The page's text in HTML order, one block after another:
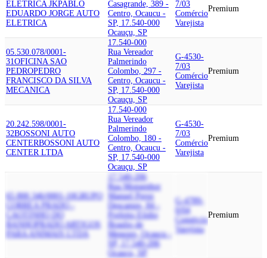
ELETRICA JKPABLO
EDUARDO JORGE AUTO
ELETRICA
Casagrande, 389 -
Centro, Ocaucu -
SP, 17.540-000
Ocauçu, SP
7/03
Comércio
Varejista
Premium
05.530.078/0001-
31 OFICINA SAO
PEDROPEDRO
FRANCISCO DA SILVA
MECANICA
17.540-000
Rua Vereador
Palmerindo
Colombo, 297 -
Centro, Ocaucu -
SP, 17.540-000
Ocauçu, SP
G-4530-
7/03
Comércio
Varejista
Premium
20.242.598/0001-
32BOSSONI AUTO
CENTERBOSSONI AUTO
CENTER LTDA
17.540-000
Rua Vereador
Palmerindo
Colombo, 180 -
Centro, Ocaucu -
SP, 17.540-000
Ocauçu, SP
G-4530-
7/03
Comércio
Varejista
Premium
65.800.346/0001-10GRUPO
CORREA PRADO -
CAOTINHO DO
BANHO
PRADO ARTIGOS
PARA ANIMAIS LTDA
17.540-206
Rua Monsenhor
Manuel Perez
Descamps, 84 -
Prefeito Elidio
Braulio de
Menezes, Ocaucu -
SP, 17.540-206
Ocauçu, SP
G-4789-
0/04
Comércio
Varejista
Premium